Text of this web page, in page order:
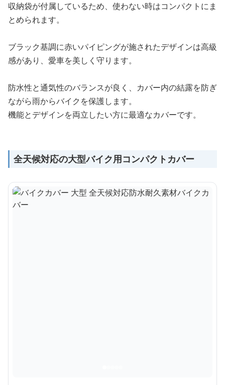
収納袋が付属しているため、使わない時はコンパクトにま
とめられます。
ブラック基調に赤いパイピングが施されたデザインは高級
感があり、愛車を美しく守ります。
防水性と通気性のバランスが良く、カバー内の結露を防ぎ
ながら雨からバイクを保護します。
機能とデザインを両立したい方に最適なカバーです。
全天候対応の大型バイク用コンパクトカバー